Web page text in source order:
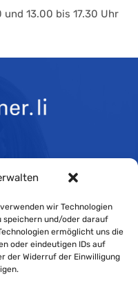
wir Technologien
speichern und/oder darauf
ermöglicht uns die
oder eindeutigen IDs auf
der Widerruf der Einwilligung
13.00 bis 17.30 Uhr
Uhr
Uhr